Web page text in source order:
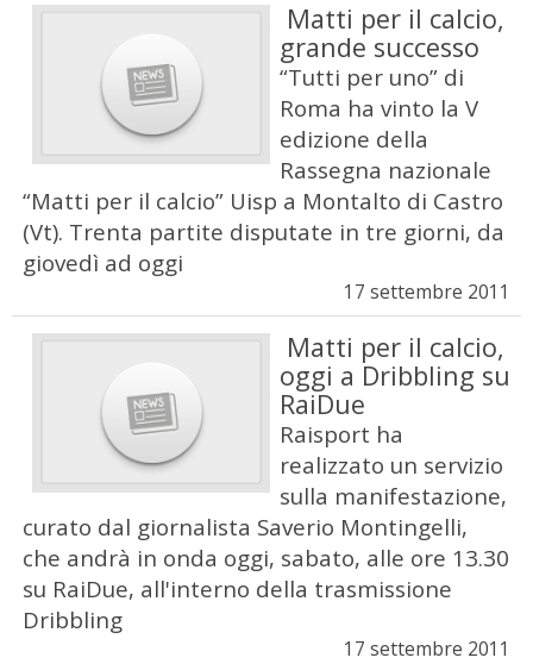
Matti per il calcio,
grande successo
“Tutti per uno” di
Roma ha vinto la V
edizione della
Rassegna nazionale
“Matti per il calcio” Uisp a Montalto di Castro
(Vt). Trenta partite disputate in tre giorni, da
giovedì ad oggi
17 settembre 2011
Matti per il calcio,
oggi a Dribbling su
RaiDue
Raisport ha
realizzato un servizio
sulla manifestazione,
curato dal giornalista Saverio Montingelli,
che andrà in onda oggi, sabato, alle ore 13.30
su RaiDue, all'interno della trasmissione
Dribbling
17 settembre 2011